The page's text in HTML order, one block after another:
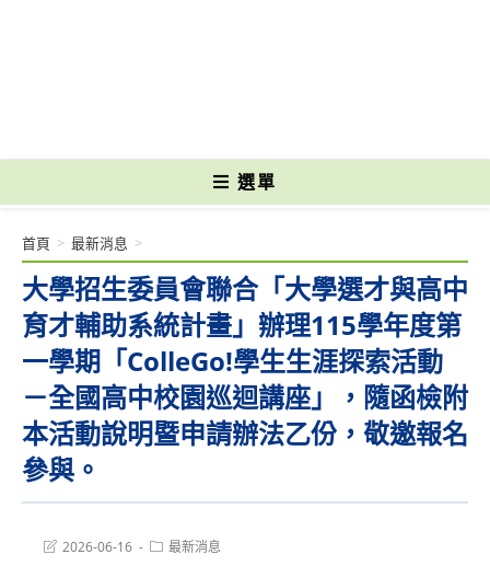
選單
大學招生委員會聯合「大學選才與高中
育才輔助系統計畫」辦理115學年度第
一學期「ColleGo!學生生涯探索活動
－全國高中校園巡迴講座」，隨函檢附
本活動說明暨申請辦法乙份，敬邀報名
參與。
首頁 > 最新消息 >
Post2026-06-16
Post最新消息